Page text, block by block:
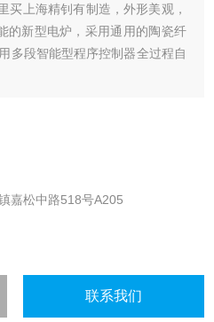
买上海精钊有制造，外形美观，
的新型电炉，采用通用的陶瓷纤
多段智能型程序控制器全过程自
嘉松中路518号A205
联系我们